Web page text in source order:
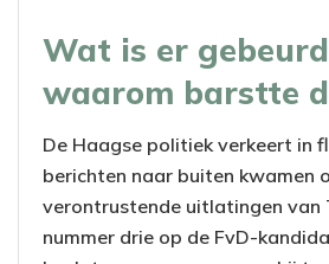
Wat is er
waarom barstte
De Haagse politiek verkeert in
berichten naar buiten kwamen
verontrustende uitlatingen van
nummer drie op de FvD-